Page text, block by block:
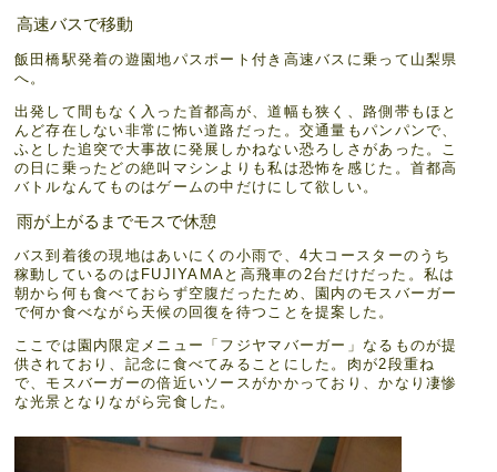
高速バスで移動
飯田橋駅発着の遊園地パスポート付き高速バスに乗って山梨県
へ。
出発して間もなく入った首都高が、道幅も狭く、路側帯もほと
んど存在しない非常に怖い道路だった。交通量もパンパンで、
ふとした追突で大事故に発展しかねない恐ろしさがあった。こ
の日に乗ったどの絶叫マシンよりも私は恐怖を感じた。首都高
バトルなんてものはゲームの中だけにして欲しい。
雨が上がるまでモスで休憩
バス到着後の現地はあいにくの小雨で、4大コースターのうち
稼動しているのはFUJIYAMAと高飛車の2台だけだった。私は
朝から何も食べておらず空腹だったため、園内のモスバーガー
で何か食べながら天候の回復を待つことを提案した。
ここでは園内限定メニュー「フジヤマバーガー」なるものが提
供されており、記念に食べてみることにした。肉が2段重ね
で、モスバーガーの倍近いソースがかかっており、かなり凄惨
な光景となりながら完食した。